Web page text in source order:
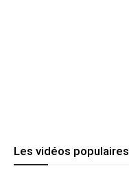
Les vidéos populaires